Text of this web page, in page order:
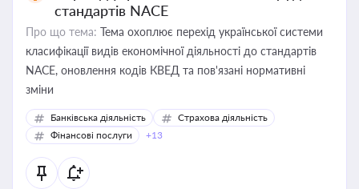
стандартів NACE
Про що тема: Тема охоплює перехід української системи
класифікації видів економічної діяльності до стандартів
NACE, оновлення кодів КВЕД та пов'язані нормативні
зміни
Банківська діяльність
Страхова діяльність
Фінансові послуги
+13